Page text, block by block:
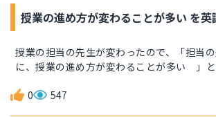
授業の進め方が変わることが多い を英
授業の担当の先生が変わったので、「担当
に、授業の進め方が変わることが多い 」と
0 547